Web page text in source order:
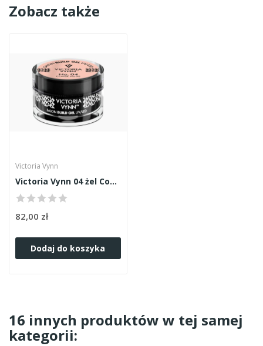
Zobacz także
Victoria Vynn
Victoria Vynn 04 żel Cover Nude 50ml
82,00 zł
Dodaj do koszyka
16 innych produktów w tej samej
kategorii: